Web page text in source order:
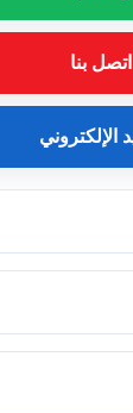
اتصل بنا
الإلكتروني